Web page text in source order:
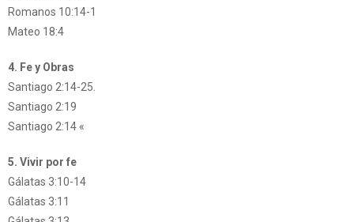
Romanos 10:14-1
Mateo 18:4
4. Fe y Obras
Santiago 2:14-25.
Santiago 2:19
Santiago 2:14 «
5. Vivir por fe
Gálatas 3:10-14
Gálatas 3:11